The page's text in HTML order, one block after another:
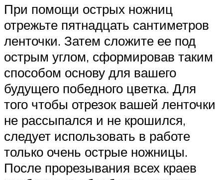
При помощи острых ножниц
отрежьте пятнадцать сантиметров
ленточки. Затем сложите ее под
острым углом, сформировав таким
способом основу для вашего
будущего победного цветка. Для
того чтобы отрезок вашей ленточки
не рассыпался и не крошился,
следует использовать в работе
только очень острые ножницы.
После прорезывания всех краев